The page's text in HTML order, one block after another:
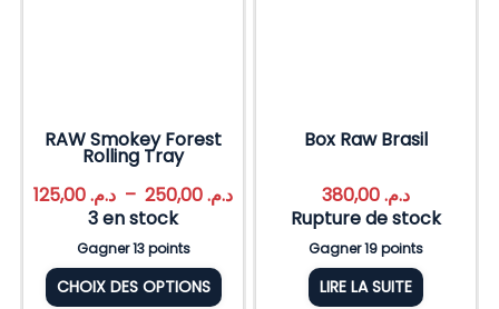
RAW Smokey Forest
Rolling Tray
د.م. – د.م.
3 en stock
Gagner 13 points
CHOIX DES OPTIONS
Box Raw Brasil
د.م.
Rupture de stock
Gagner 19 points
LIRE LA SUITE